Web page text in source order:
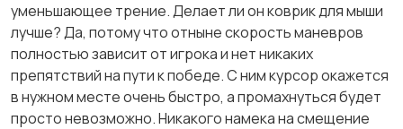
уменьшающее трение. Делает ли он коврик для мыши
лучше? Да, потому что отныне скорость маневров
полностью зависит от игрока и нет никаких
препятствий на пути к победе. С ним курсор окажется
в нужном месте очень быстро, а промахнуться будет
просто невозможно. Никакого намека на смещение